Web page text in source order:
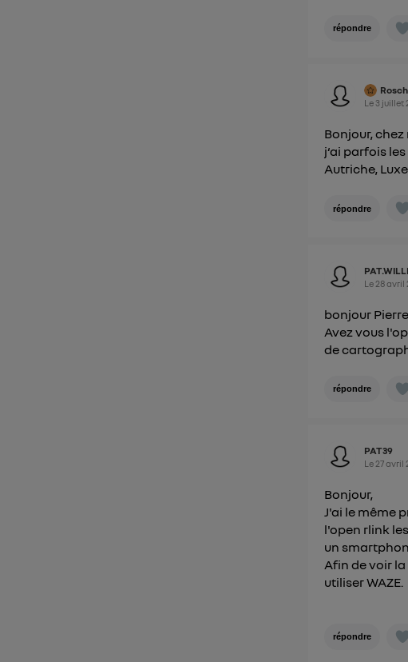
répondre
Rosch
Le 3 juillet
Bonjour,
j‘ai parfois
Autriche,
répondre
Le 28 avril
bonjour Pierre
Avez vous
de
répondre
PAT39
Le 27 avril
Bonjour,
J'ai le même
l'open rlink
un
Afin de voir
utiliser WAZE.
répondre